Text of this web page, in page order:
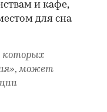
и кафе,
для сна
которых
может